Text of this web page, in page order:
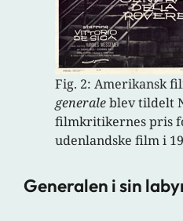
Fig. 2: Amerikansk
generaleblev tildelt
filmkritikernes pris
udenlandske film i
Generalen i sin